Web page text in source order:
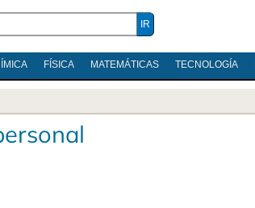
FÍSICA MATEMÁTICAS TECNOLOGÍA